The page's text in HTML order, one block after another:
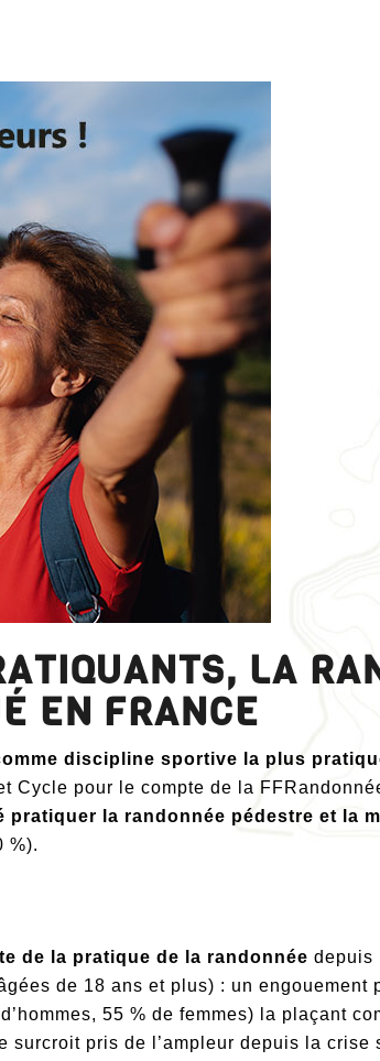
LA
EN FRANCE
discipline sportive la plus
Cycle pour le compte de la
la randonnée pédestre et la
%).
de la pratique de la randonnée depuis
de 18 ans et plus) : un engouement
55 % de femmes) la plaçant
surcroit pris de l’ampleur depuis la